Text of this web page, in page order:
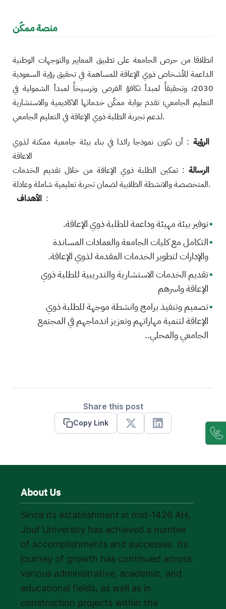
منصة ممكّن
انطلاقا من حرص الجامعة على تطبيق المعايير والتوجهات الوطنية
الداعمة للأشخاص ذوي الإعاقة للمساهمة في تحقيق رؤية السعودية
2030؛ وتحقيقاً لمبدأ تكافؤ الفرص وترسيخاً لمبدأ الشمولية في
التعليم الجامعي؛ تقدم بوابة ممكّن خدماتها الاكاديمية والاستشارية
لدعم تجربة الطلبة ذوي الإعاقة في التعليم الجامعي.
الرؤية : أن نكون نموذجا رائدا في بناء بيئة جامعية ممكنة لذوي
الاعاقة
الرسالة : تمكين الطلبة ذوي الإعاقة من خلال تقديم الخدمات
المتخصصة والانشطة الطلابية لضمان تجربة تعليمية شاملة وعادلة.
الأهداف :
توفير بيئة مهيئة وداعمة للطلبة ذوي الإعاقة.
التكامل مع كليات الجامعة والعمادات المساندة
والإدارات لتطوير الخدمات المقدمة لذوي الإعاقة.
تقديم الخدمات الاستشارية والتدريبية للطلبة ذوي
الإعاقة واسرهم
تصميم وتنفيذ برامج وانشطة موجهة للطلبة ذوي
الإعاقة لتنمية مهاراتهم وتعزيز اندماجهم في المجتمع
الجامعي والمحلي..
Share this post
Copy Link
X Linkedin
About Us
Since its establishment in mid-1426 AH,
Jouf University has achieved a number
of accomplishments and successes. Its
journey of growth has continued across
various administrative, academic, and
educational fields, as well as in
construction projects within the